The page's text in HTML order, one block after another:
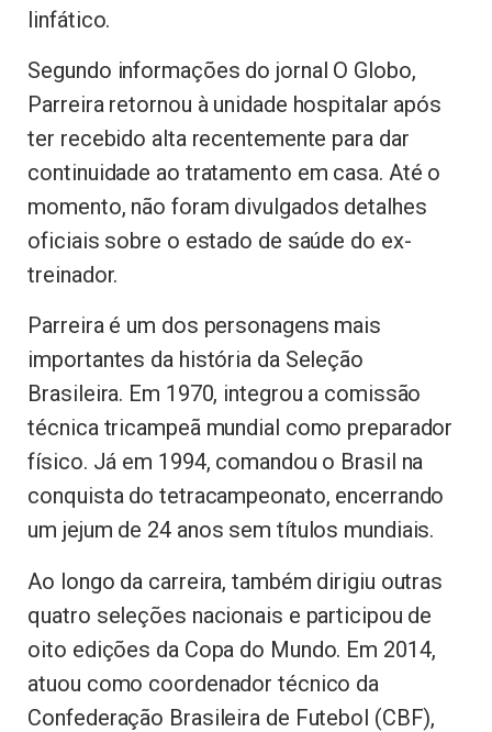
linfático.
Segundo informações do jornal O Globo,
Parreira retornou à unidade hospitalar após
ter recebido alta recentemente para dar
continuidade ao tratamento em casa. Até o
momento, não foram divulgados detalhes
oficiais sobre o estado de saúde do ex-
treinador.
Parreira é um dos personagens mais
importantes da história da Seleção
Brasileira. Em 1970, integrou a comissão
técnica tricampeã mundial como preparador
físico. Já em 1994, comandou o Brasil na
conquista do tetracampeonato, encerrando
um jejum de 24 anos sem títulos mundiais.
Ao longo da carreira, também dirigiu outras
quatro seleções nacionais e participou de
oito edições da Copa do Mundo. Em 2014,
atuou como coordenador técnico da
Confederação Brasileira de Futebol (CBF),